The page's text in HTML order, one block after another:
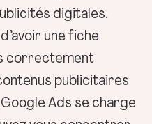
digitales.
une fiche
correctement
publicitaires
Ads se charge